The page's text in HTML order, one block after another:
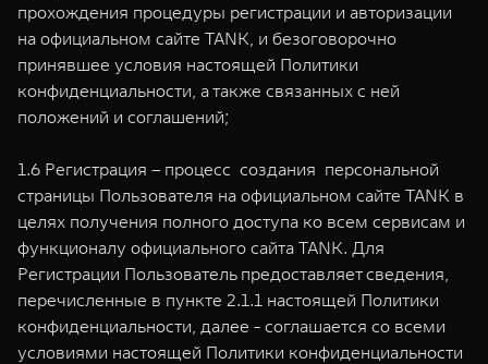
прохождения процедуры регистрации и авторизации
на официальном сайте TANK, и безоговорочно
принявшее условия настоящей Политики
конфиденциальности, а также связанных с ней
положений и соглашений;
1.6 Регистрация – процесс создания персональной
страницы Пользователя на официальном сайте TANK в
целях получения полного доступа ко всем сервисам и
функционалу официального сайта TANK. Для
Регистрации Пользователь предоставляет сведения,
перечисленные в пункте 2.1.1 настоящей Политики
конфиденциальности, далее - соглашается со всеми
условиями настоящей Политики конфиденциальности